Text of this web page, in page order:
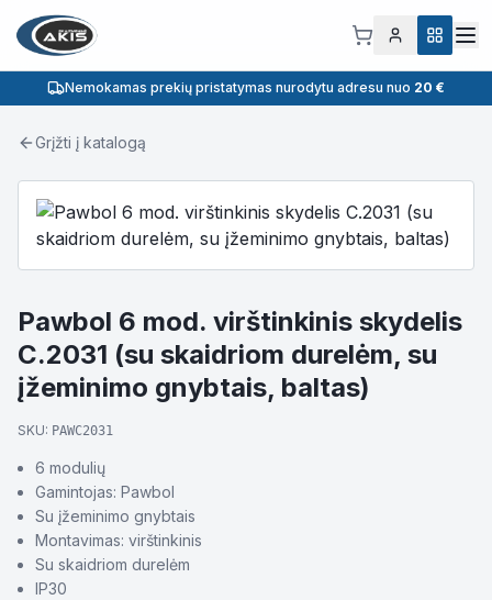
Nemokamas prekių pristatymas nurodytu adresu nuo 20 €
Grįžti į katalogą
Pawbol 6 mod. virštinkinis skydelis
C.2031 (su skaidriom durelėm, su
įžeminimo gnybtais, baltas)
SKU: PAWC2031
6 modulių
Gamintojas: Pawbol
Su įžeminimo gnybtais
Montavimas: virštinkinis
Su skaidriom durelėm
IP30